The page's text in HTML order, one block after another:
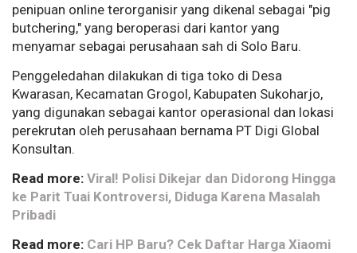
penipuan online terorganisir yang dikenal sebagai "pig
butchering," yang beroperasi dari kantor yang
menyamar sebagai perusahaan sah di Solo Baru.
Penggeledahan dilakukan di tiga toko di Desa
Kwarasan, Kecamatan Grogol, Kabupaten Sukoharjo,
yang digunakan sebagai kantor operasional dan lokasi
perekrutan oleh perusahaan bernama PT Digi Global
Konsultan.
Read more: Viral! Polisi Dikejar dan Didorong Hingga
ke Parit Tuai Kontroversi, Diduga Karena Masalah
Pribadi
Read more: Cari HP Baru? Cek Daftar Harga Xiaomi